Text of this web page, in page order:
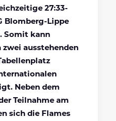
27:33-
Blomberg-Lippe
Somit kann
zwei ausstehenden
Neben dem
Teilnahme am
sich die Flames